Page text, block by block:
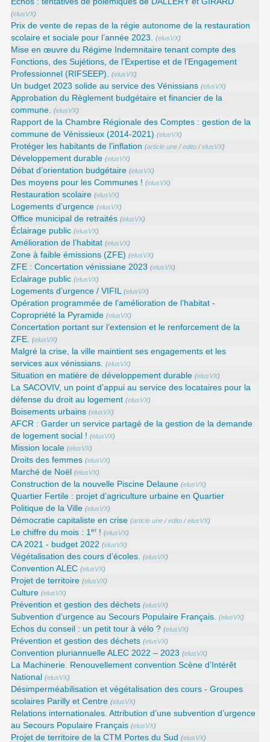
(elusVX)
Prix de vente de repas de la régie autonome de la restauration
scolaire et sociale pour l’année 2023. (elusVX)
Mise en œuvre du Régime Indemnitaire tenant compte des
Fonctions, des Sujétions, de l’Expertise et de l’Engagement
Professionnel (RIFSEEP). (elusVX)
Un budget 2023 solide au service des Vénissians (elusVX)
Approbation du Règlement budgétaire et financier de la
commune. (elusVX)
Rapport de la Chambre Régionale des Comptes : gestion de la
commune de Vénissieux (2014-2021) (elusVX)
Protéger les habitants de l’inflation (article une /edito /elusVX)
Développement durable (elusVX)
Débat d’orientation budgétaire (elusVX)
Des moyens pour les Communes ! (elusVX)
Restauration scolaire (elusVX)
Logements d’urgence (elusVX)
Office municipal de retraités (elusVX)
Éclairage public (elusVX)
Amélioration de l’habitat (elusVX)
Zone à faible émissions (ZFE) (elusVX)
ZFE : Concertation vénissiane 2023 (elusVX)
Eclairage public (elusVX)
Logements d’urgence / VIFIL (elusVX)
Opération programmée de l’amélioration de l’habitat -
Copropriété la Pyramide (elusVX)
Concertation portant sur l’extension et le renforcement de la
ZFE. (elusVX)
Malgré la crise, la ville maintient ses engagements et les
services aux vénissians. (elusVX)
Situation en matière de développement durable (elusVX)
La SACOVIV, un point d’appui au service des locataires pour la
défense du droit au logement (elusVX)
Boisements urbains (elusVX)
AFCR : Garder un service partagé de la gestion de la demande
de logement social ! (elusVX)
Mission locale (elusVX)
Droits des femmes (elusVX)
Marché de Noël (elusVX)
Construction de la nouvelle Piscine Delaune (elusVX)
Quartier Fertile : projet d’agriculture urbaine en Quartier
Politique de la Ville (elusVX)
Démocratie capitaliste en crise (article une /edito /elusVX)
Le chiffre du mois : 1er! (elusVX)
CA 2021 - budget 2022 (elusVX)
Végétalisation des cours d’écoles. (elusVX)
Convention ALEC (elusVX)
Projet de territoire (elusVX)
Culture (elusVX)
Prévention et gestion des déchets (elusVX)
Subvention d’urgence au Secours Populaire Français. (elusVX)
Echos du conseil : un petit tour à vélo ? (elusVX)
Prévention et gestion des déchets (elusVX)
Convention pluriannuelle ALEC 2022 – 2023 (elusVX)
La Machinerie. Renouvellement convention Scène d’Intérêt
National
(elusVX)
Désimperméabilisation et végétalisation des cours - Groupes
scolaires Parilly et Centre (elusVX)
Relations internationales. Attribution d’une subvention d’urgence
au Secours Populaire Français (elusVX)
Projet de territoire de la CTM Portes du Sud (elusVX)